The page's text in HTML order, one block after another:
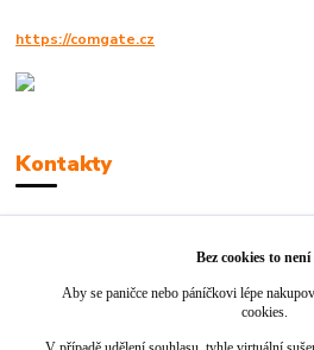
https://comgate.cz
Kontakty
info@jackie-shop.cz
Bez cookies to není
Aby se paničce nebo páníčkovi lépe
cookies.